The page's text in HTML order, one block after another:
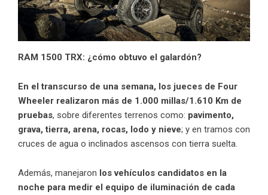
RAM 1500 TRX: ¿cómo obtuvo el galardón?
En el transcurso de una semana, los jueces de Four
Wheeler realizaron más de 1.000 millas/1.610 Km de
pruebas, sobre diferentes terrenos como: pavimento,
grava, tierra, arena, rocas, lodo y nieve; y en tramos con
cruces de agua o inclinados ascensos con tierra suelta.
Además, manejaron los vehículos candidatos en la
noche para medir el equipo de iluminación de cada